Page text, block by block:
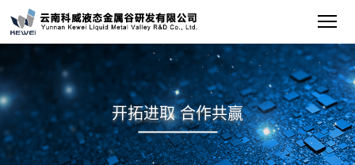
开拓进取 合作共赢